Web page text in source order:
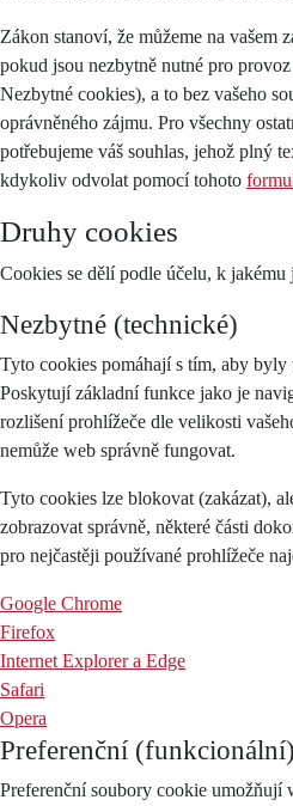
Zákon stanoví, že můžeme na vašem
pokud jsou nezbytně nutné pro
Nezbytné cookies), a to bez vašeho
oprávněného zájmu. Pro všechny
potřebujeme váš souhlas, jehož plný
kdykoliv odvolat pomocí tohoto
Druhy cookies
Cookies se dělí podle účelu, k
Nezbytné (technické)
Tyto cookies pomáhají s tím, aby
Poskytují základní funkce jako je
rozlišení prohlížeče dle velikosti
nemůže web správně fungovat.
Tyto cookies lze blokovat (zakázat),
zobrazovat správně, některé části
pro nejčastěji používané prohlížeče
Google Chrome
Firefox
Internet Explorer a Edge
Safari
Opera
Preferenční (funkcionální)
Preferenční soubory cookie umožňují